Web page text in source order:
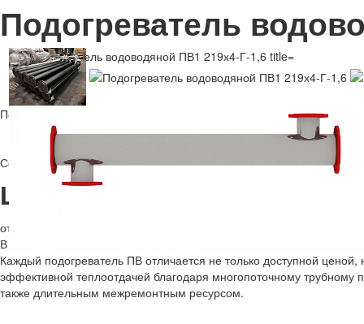
Подогреватель
Подогреватель водоводяной ПВ1 219х4-Г-1,6
Данный Подогреватель водоводяной ПВ1 219х4-Г-1,6
Соответствует ТУ 3612-001-63253541-2009 и ГОСТ 27590-2005
Цена
от 166 070 ₽
В НЗТО вы можете заказать
Каждый подогреватель ПВ отличается не только доступной
эффективной теплоотдачей благодаря многопоточному
также длительным межремонтным ресурсом.